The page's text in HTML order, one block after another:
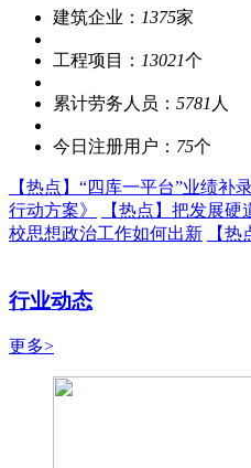
建筑企业： 1375家
工程项目： 13021个
累计劳务人员： 5781 人
今日注册用户： 75个
【热点】 “四库一平台”业绩补
行动方案》
【热点】 把发展硬
校思想政治工作如何出新
【热
行业动态
更多>